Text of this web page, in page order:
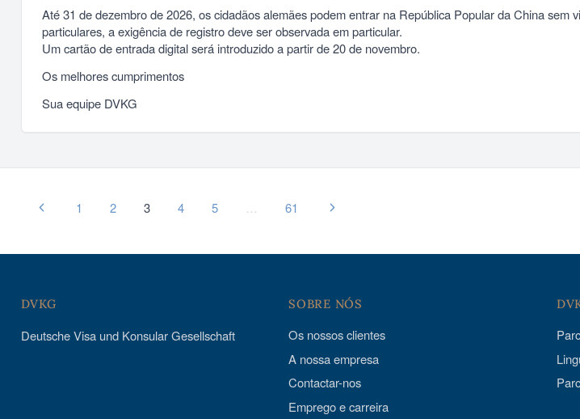
Até 31 de dezembro de 2026, os cidadãos alemães podem entrar na República Popular da China
particulares, a exigência de registro deve ser observada em particular.
Um cartão de entrada digital será introduzido a partir de 20 de novembro.
Os melhores cumprimentos
Sua equipe DVKG
1 2 3 4 5 … 61
DVKG
Deutsche Visa und Konsular Gesellschaft
SOBRE NÓS
Os nossos clientes
A nossa empresa
Contactar-nos
Emprego e carreira